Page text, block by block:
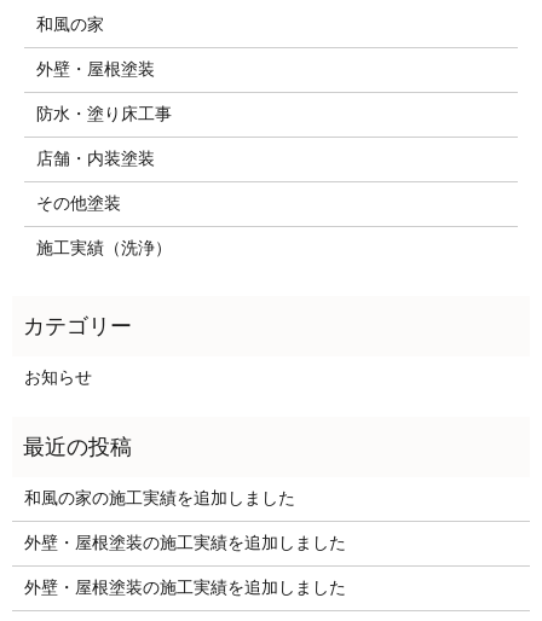
和風の家
外壁・屋根塗装
防水・塗り床工事
店舗・内装塗装
その他塗装
施工実績（洗浄）
お知らせ
和風の家の施工実績を追加しました
外壁・屋根塗装の施工実績を追加しました
外壁・屋根塗装の施工実績を追加しました